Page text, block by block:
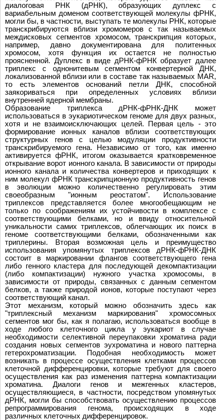
диалоговая РНК (дРНК), образующих дуплекс с
вариабельным доменом соответствующей молекулы фРНК,
могли бы, в частности, выступать те молекулы РНК, которые
транскрибируются вблизи хромомеров с так называемых
междисковых сегментов хромосом, транскрипция которых,
например, давно документирована для политенных
хромосом, хотя функция их остается не полностью
проясненной. Дуплекс в виде дРНК-фРНК образует далее
триплекс с однонитевым сегментом конвертерной ДНК,
локализованной вблизи или в составе так называемых MAR,
то есть элементов оснований петли ДНК, способной
заякориваться при определенных условиях вблизи
внутренней ядерной мембраны.
Образование триплекса дРНК-фРНК-ДНК может
использоваться в эукариотическом геноме для двух разных,
хотя и не взаимоисключающих целей. Первая цель - это
формирование ионных каналов вблизи соответствующих
структурных генов с целью модуляции продуктивности
транскрибируемого гена. Независимо от того, как именно
активируется фРНК, итогом оказывается кратковременное
открывание ворот ионного канала. В зависимости от природы
ионного канала и количества конвертеров и приходящих к
ним молекул фРНК транскрипционную продуктивность генов
в эволюции можно количественно регулировать этим
своеобразным "ионным реостатом". Использование
триплексов представляется более многообещающим не
только по соображениям их устойчивости в комплексе с
соответствующими белками, но и ввиду относительной
уникальности самих триплексов, облегчающих их поиск в
геноме соответствующими белками, обозначенными как
триплерины. Вторая возможная цель и преимущество
использования упомянутых триплексов дРНК-фРНК-ДНК
состоит в маркировании флангов соответствующего гена
либо генного кластера для последующей декомпактизации
(либо компактизации) нужного участка хромосомы, в
зависимости от природы, связанных с данным сегментом
белков, а также природой ионов, которые поступают через
соответствующий канал.
Этот механизм, который можно обозначить здесь как
"триплексный механизм маркирования" хромосомных
сегментов мог бы, как я полагаю, использоваться вообще в
ходе любого клеточного цикла у эукариот в случае
необходимости селективной переупаковки хроматина ради
создания новых сегментов эухроматина и нового паттерна
гетерохроматизации. Подобная необходимость может
возникать в процессе осуществления клетками процессов
клеточной дифференцировки, которые требуют для своего
осуществления как раз изменения паттерна компактизации
хроматина. Диалоги генов и межгенных кластеров,
осуществляющиеся, в частности, посредством упомянутых
дРНК, могли бы способствовать осуществлению процессов
репрограммирования генома, происходящих в ходе
различных клеточных дифференцировок.